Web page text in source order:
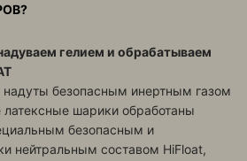
гелием и обрабатываем
безопасным инертным газом
латексные шарики обработаны
безопасным и
нейтральным составом HiFloat,